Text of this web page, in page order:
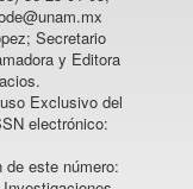
Secretario
y Editora
Exclusivo del
electrónico:
este número: